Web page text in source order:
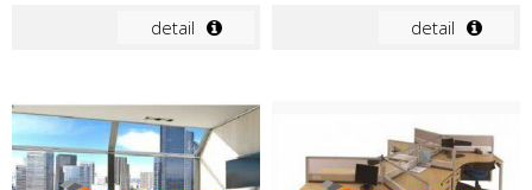
detail detail